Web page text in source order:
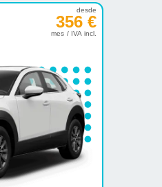
desde
356 €
mes / IVA incl.